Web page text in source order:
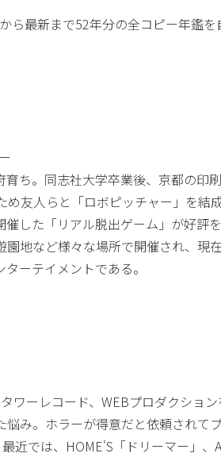
ら最新まで52年分の全コピー年鑑
ち。同志社大学卒業後、京都の印
友人らと「ロボピッチャー」を結
した「リアル脱出ゲーム」が好評
地など様々な場所で開催され、現
ーテイメントである。
ワーレコード、WEBプロダクショ
み。ホラーが得意だと依頼されて
近では、HOME'S「ドリーマー」、